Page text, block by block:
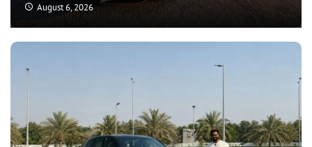
August 6, 2026